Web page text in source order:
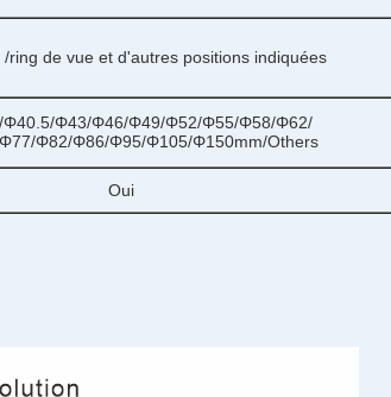
/ring de vue et d'autres positions indiquées
Φ43/Φ46/Φ49/Φ52/Φ55/Φ58/Φ62/
Φ82/Φ86/Φ95/Φ105/Φ150mm/Others
Oui